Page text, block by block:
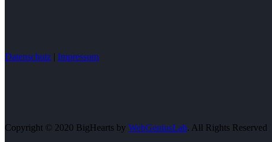
Datenschutz | Impressum
Copyright © 2020 BigHearts by WebGeniusLab. All Rights Reserved